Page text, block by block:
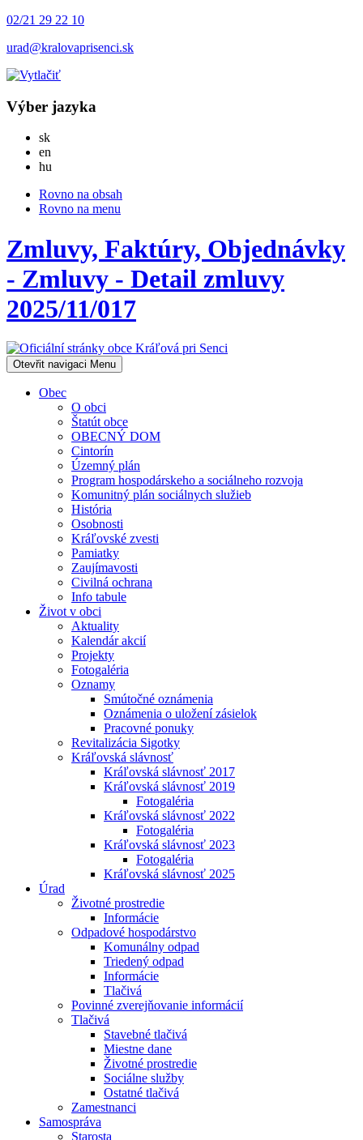
02/21 29 22 10
urad@kralovaprisenci.sk
Výber jazyka
skSlovensky
en
hu
Rovno na obsah
Rovno na menu
Zmluvy, Faktúry, Objednávky
- Zmluvy - Detail zmluvy
2025/11/017
Otevřit navigaci Menu
Obec
O obci
Štatút obce
OBECNÝ DOM
Cintorín
Územný plán
Program hospodárskeho a sociálneho rozvoja
Komunitný plán sociálnych služieb
História
Osobnosti
Kráľovské zvesti
Pamiatky
Zaujímavosti
Civilná ochrana
Info tabule
Život v obci
Aktuality
Kalendár akcií
Projekty
Fotogaléria
Oznamy
Smútočné oznámenia
Oznámenia o uložení zásielok
Pracovné ponuky
Revitalizácia Sigotky
Kráľovská slávnosť
Kráľovská slávnosť 2017
Kráľovská slávnosť 2019
Fotogaléria
Kráľovská slávnosť 2022
Fotogaléria
Kráľovská slávnosť 2023
Fotogaléria
Kráľovská slávnosť 2025
Úrad
Životné prostredie
Informácie
Odpadové hospodárstvo
Komunálny odpad
Triedený odpad
Informácie
Tlačivá
Povinné zverejňovanie informácií
Tlačivá
Stavebné tlačivá
Miestne dane
Životné prostredie
Sociálne služby
Ostatné tlačivá
Zamestnanci
Samospráva
Starosta